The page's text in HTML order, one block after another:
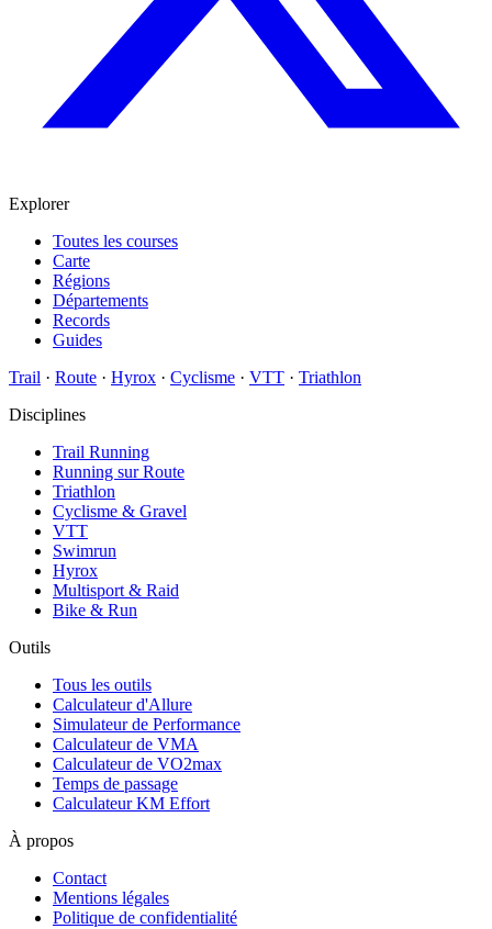
Explorer
Toutes les courses
Carte
Régions
Départements
Records
Guides
Trail · Route · Hyrox · Cyclisme · VTT · Triathlon
Disciplines
Trail Running
Running sur Route
Triathlon
Cyclisme & Gravel
VTT
Swimrun
Hyrox
Multisport & Raid
Bike & Run
Outils
Tous les outils
Calculateur d'Allure
Simulateur de Performance
Calculateur de VMA
Calculateur de VO2max
Temps de passage
Calculateur KM Effort
À propos
Contact
Mentions légales
Politique de confidentialité